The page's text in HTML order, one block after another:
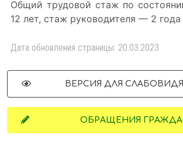
Общий трудовой стаж по
12 лет, стаж руководителя — 2 года
Дата обновления страницы: 20.03.2023
ВЕРСИЯ ДЛЯ
ОБРАЩЕНИЯ